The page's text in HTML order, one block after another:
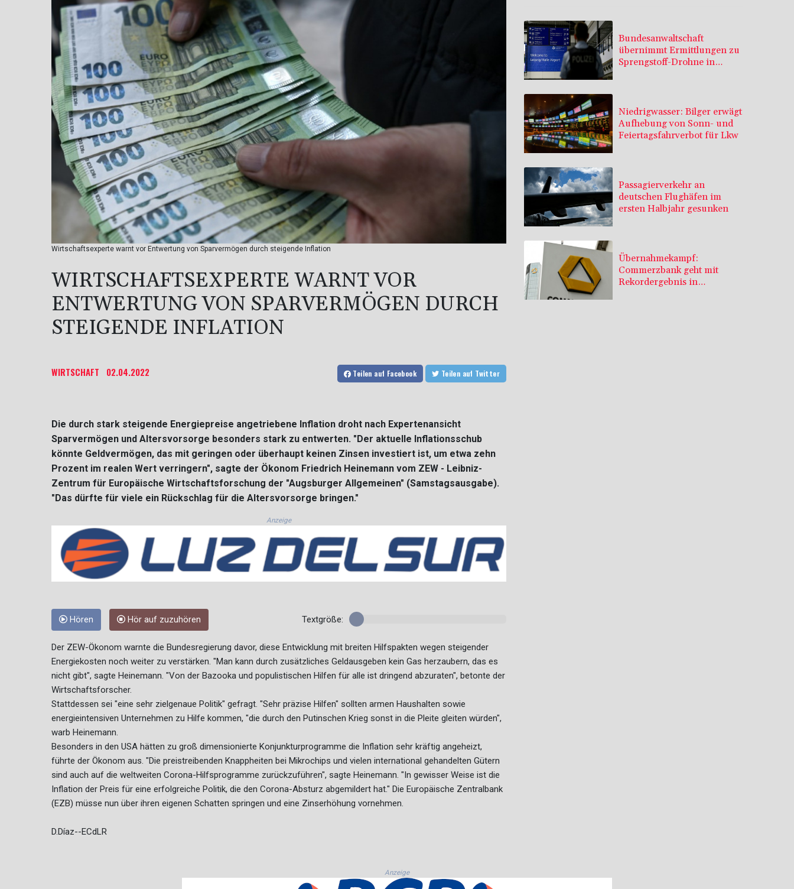
Wirtschaftsexperte warnt vor Entwertung von Sparvermögen durch steigende Inflation
WIRTSCHAFTSEXPERTE WARNT VOR
ENTWERTUNG VON SPARVERMÖGEN DURCH
STEIGENDE INFLATION
WIRTSCHAFT 02.04.2022 Teilen auf Facebook Teilen auf Twitter
Die durch stark steigende Energiepreise angetriebene Inflation droht nach Expertenansicht
Sparvermögen und Altersvorsorge besonders stark zu entwerten. "Der aktuelle Inflationsschub
könnte Geldvermögen, das mit geringen oder überhaupt keinen Zinsen investiert ist, um etwa zehn
Prozent im realen Wert verringern", sagte der Ökonom Friedrich Heinemann vom ZEW - Leibniz-
Zentrum für Europäische Wirtschaftsforschung der "Augsburger Allgemeinen" (Samstagsausgabe).
"Das dürfte für viele ein Rückschlag für die Altersvorsorge bringen."
Anzeige
Hören Hör auf zuzuhören Textgröße:
Der ZEW-Ökonom warnte die Bundesregierung davor, diese Entwicklung mit breiten Hilfspakten wegen steigender
Energiekosten noch weiter zu verstärken. "Man kann durch zusätzliches Geldausgeben kein Gas herzaubern, das es
nicht gibt", sagte Heinemann. "Von der Bazooka und populistischen Hilfen für alle ist dringend abzuraten", betonte der
Wirtschaftsforscher.
Stattdessen sei "eine sehr zielgenaue Politik" gefragt. "Sehr präzise Hilfen" sollten armen Haushalten sowie
energieintensiven Unternehmen zu Hilfe kommen, "die durch den Putinschen Krieg sonst in die Pleite gleiten würden",
warb Heinemann.
Besonders in den USA hätten zu groß dimensionierte Konjunkturprogramme die Inflation sehr kräftig angeheizt,
führte der Ökonom aus. "Die preistreibenden Knappheiten bei Mikrochips und vielen international gehandelten Gütern
sind auch auf die weltweiten Corona-Hilfsprogramme zurückzuführen", sagte Heinemann. "In gewisser Weise ist die
Inflation der Preis für eine erfolgreiche Politik, die den Corona-Absturz abgemildert hat." Die Europäische Zentralbank
(EZB) müsse nun über ihren eigenen Schatten springen und eine Zinserhöhung vornehmen.
D.Díaz--ECdLR
Bundesanwaltschaft
übernimmt Ermittlungen zu
Sprengstoff-Drohne in
Niedrigwasser: Bilger erwägt
Aufhebung von Sonn- und
Feiertagsfahrverbot für Lkw
Passagierverkehr an
deutschen Flughäfen im
ersten Halbjahr gesunken
Übernahmekampf:
Commerzbank geht mit
Rekordergebnis in
Anzeige